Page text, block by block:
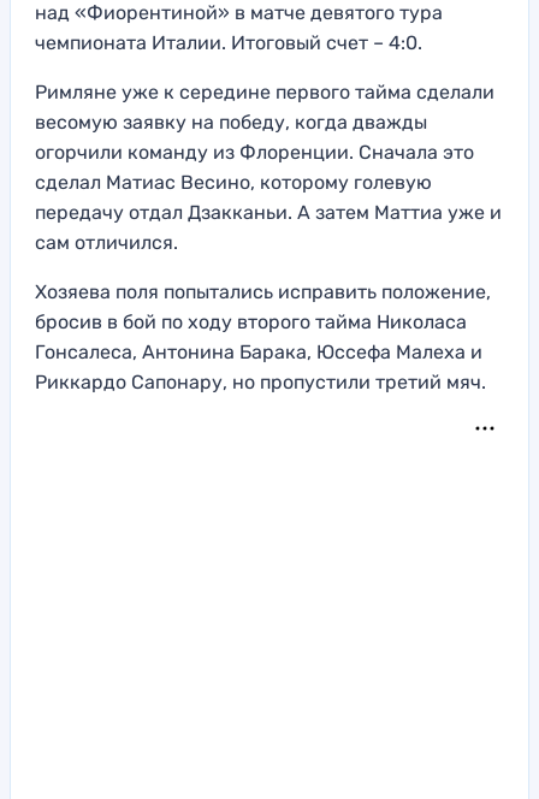
над «Фиорентиной» в матче девятого тура
чемпионата Италии. Итоговый счет – 4:0.
Римляне уже к середине первого тайма сделали
весомую заявку на победу, когда дважды
огорчили команду из Флоренции. Сначала это
сделал Матиас Весино, которому голевую
передачу отдал Дзакканьи. А затем Маттиа уже и
сам отличился.
Хозяева поля попытались исправить положение,
бросив в бой по ходу второго тайма Николаса
Гонсалеса, Антонина Барака, Юссефа Малеха и
Риккардо Сапонару, но пропустили третий мяч.